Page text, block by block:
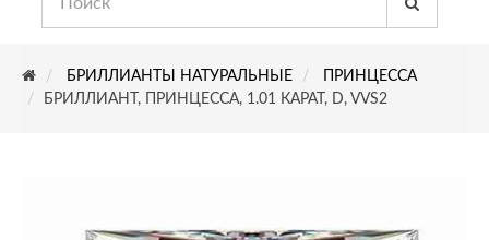
БРИЛЛИАНТЫ НАТУРАЛЬНЫЕ
ПРИНЦЕССА
БРИЛЛИАНТ, ПРИНЦЕССА, 1.01 КАРАТ, D, VVS2